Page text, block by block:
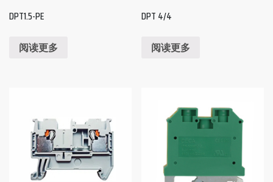
DPT1.5-PE
阅读更多
DPT 4/4
阅读更多